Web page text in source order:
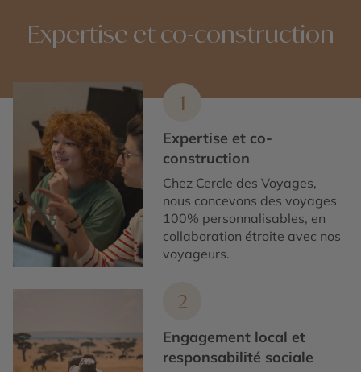
Expertise et co-construction
1
Expertise et co-
construction
Chez Cercle des Voyages,
nous concevons des voyages
100% personnalisables, en
collaboration étroite avec nos
voyageurs.
2
Engagement local et
responsabilité sociale